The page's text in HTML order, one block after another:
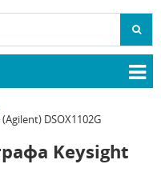
DSOX1102G
Keysight